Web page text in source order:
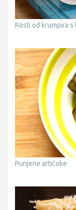
Rösti od krumpira s
Punjene artičoke